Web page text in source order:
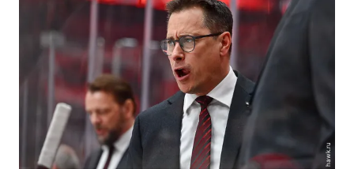
hawk.ru